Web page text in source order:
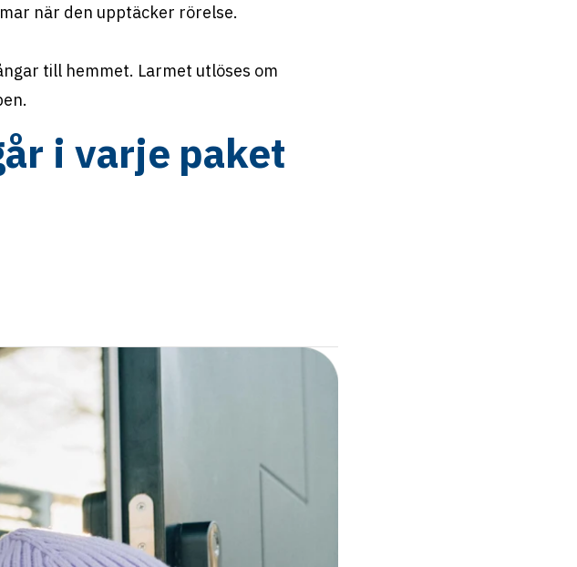
när den upptäcker rörelse.
till hemmet. Larmet utlöses om
i varje paket